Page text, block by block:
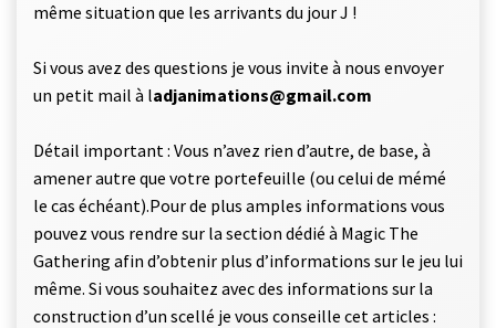
même situation que les arrivants du jour J !
Si vous avez des questions je vous invite à nous envoyer
un petit mail à ladjanimations@gmail.com
Détail important : Vous n’avez rien d’autre, de base, à
amener autre que votre portefeuille (ou celui de mémé
le cas échéant).Pour de plus amples informations vous
pouvez vous rendre sur la section dédié à Magic The
Gathering afin d’obtenir plus d’informations sur le jeu lui
même. Si vous souhaitez avec des informations sur la
construction d’un scellé je vous conseille cet articles :